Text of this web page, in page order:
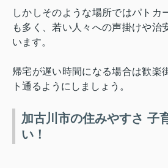
しかしそのような場所ではパトカ
も多く、若い人々への声掛けや治
います。
帰宅が遅い時間になる場合は歓楽
ト通るようにしましょう。
加古川市の住みやすさ 子
い！